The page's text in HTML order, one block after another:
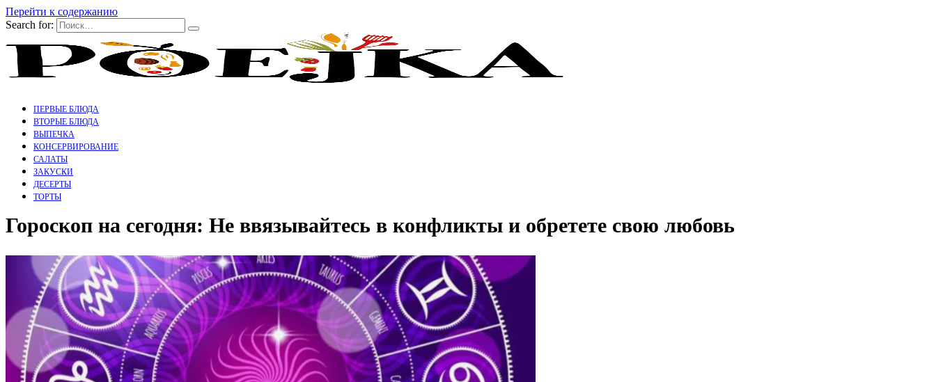
Перейти к содержанию
Search for:
ПЕРВЫЕ БЛЮДА
ВТОРЫЕ БЛЮДА
ВЫПЕЧКА
КОНСЕРВИРОВАНИЕ
САЛАТЫ
ЗАКУСКИ
ДЕСЕРТЫ
ТОРТЫ
Гороскоп на сегодня: Не ввязывайтесь в конфликты и обретете свою любовь